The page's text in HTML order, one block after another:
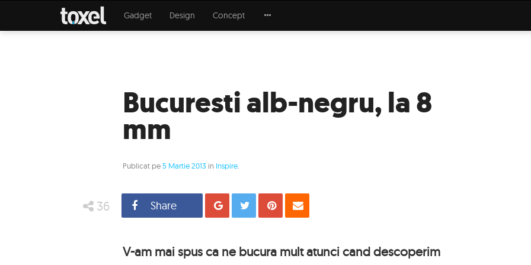
Gadget Design Concept
Bucuresti alb-negru, la 8
mm
Publicat pe5 Martie 2013 in Inspire
36 Share Distribuie
Tweet Pin
V-am mai spus ca ne bucura mult atunci cand descoperim